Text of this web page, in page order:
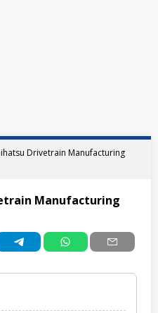
Drivetrain Manufacturing
Manufacturing